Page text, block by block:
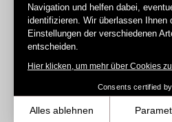
Navigation und helfen dabei,
identifizieren. Wir überlassen Ihnen
Einstellungen der verschiedenen
entscheiden.
Hier klicken, um mehr über Cookies
Consents certified by
Alles ablehnen